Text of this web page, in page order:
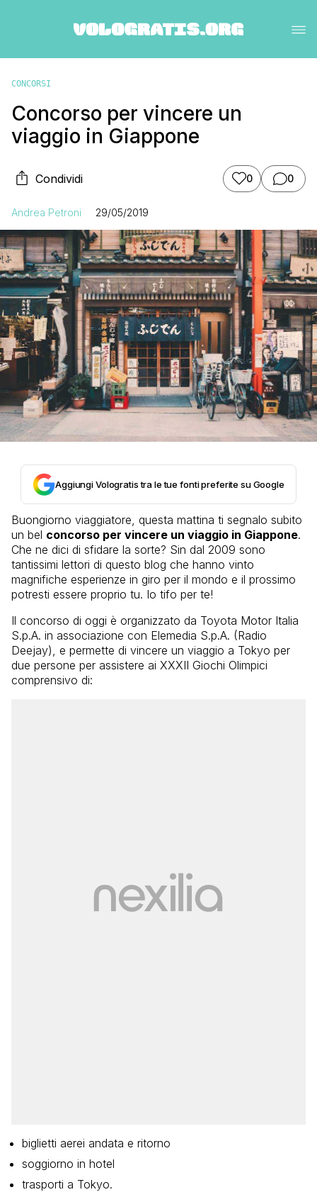
CONCORSI
Concorso per vincere un
viaggio in Giappone
Condividi 0 0
Andrea Petroni 29/05/2019
Aggiungi Vologratis tra le tue fonti preferite su Google
Buongiorno viaggiatore, questa mattina ti segnalo subito
un bel concorso per vincere un viaggio in Giappone.
Che ne dici di sfidare la sorte? Sin dal 2009 sono
tantissimi lettori di questo blog che hanno vinto
magnifiche esperienze in giro per il mondo e il prossimo
potresti essere proprio tu. Io tifo per te!
Il concorso di oggi è organizzato da Toyota Motor Italia
S.p.A. in associazione con Elemedia S.p.A. (Radio
Deejay), e permette di vincere un viaggio a Tokyo per
due persone per assistere ai XXXII Giochi Olimpici
comprensivo di:
biglietti aerei andata e ritorno
soggiorno in hotel
trasporti a Tokyo.